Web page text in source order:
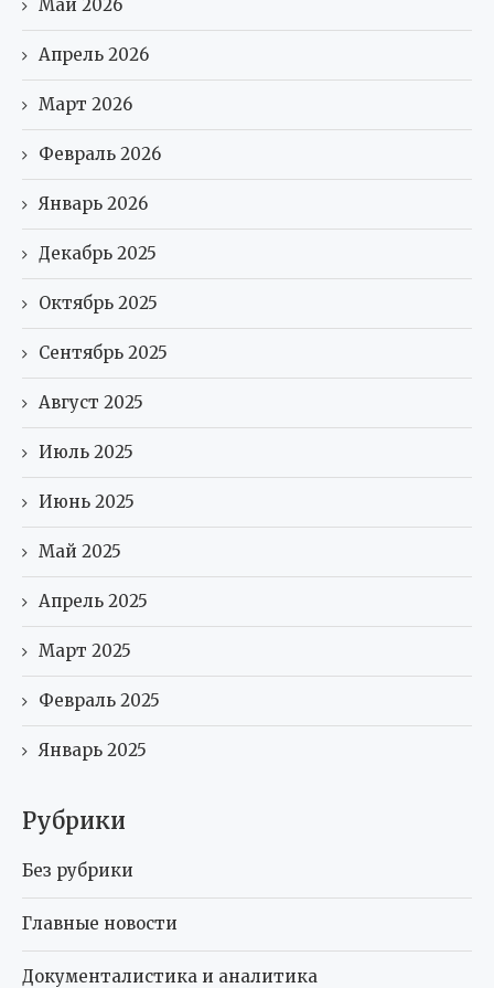
Май 2026
Апрель 2026
Март 2026
Февраль 2026
Январь 2026
Декабрь 2025
Октябрь 2025
Сентябрь 2025
Август 2025
Июль 2025
Июнь 2025
Май 2025
Апрель 2025
Март 2025
Февраль 2025
Январь 2025
Рубрики
Без рубрики
Главные новости
Документалистика и аналитика